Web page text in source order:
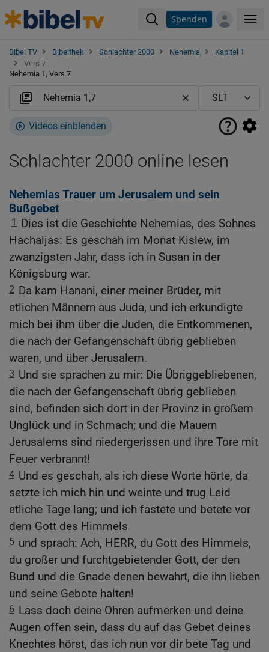
Spenden
Bibel TV Bibelthek Schlachter 2000 Nehemia
Kapitel 1
Vers 7
Nehemia 1, Vers 7
Videos einblenden
Schlachter 2000 online lesen
Nehemias Trauer um Jerusalem und sein
Bußgebet
1
Dies ist die Geschichte Nehemias, des Sohnes
Hachaljas: Es geschah im Monat Kislew, im
zwanzigsten Jahr, dass ich in Susan in der
Königsburg war.
2 Da kam Hanani, einer meiner Brüder, mit
etlichen Männern aus Juda, und ich erkundigte
mich bei ihm über die Juden, die Entkommenen,
die nach der Gefangenschaft übrig geblieben
waren, und über Jerusalem.
3 Und sie sprachen zu mir: Die Übriggebliebenen,
die nach der Gefangenschaft übrig geblieben
sind, befinden sich dort in der Provinz in großem
Unglück und in Schmach; und die Mauern
Jerusalems sind niedergerissen und ihre Tore mit
Feuer verbrannt!
4 Und es geschah, als ich diese Worte hörte, da
setzte ich mich hin und weinte und trug Leid
etliche Tage lang; und ich fastete und betete vor
dem Gott des Himmels
5 und sprach: Ach, HERR, du Gott des Himmels,
du großer und furchtgebietender Gott, der den
Bund und die Gnade denen bewahrt, die ihn lieben
und seine Gebote halten!
6 Lass doch deine Ohren aufmerken und deine
Augen offen sein, dass du auf das Gebet deines
Knechtes hörst, das ich nun vor dir bete Tag und